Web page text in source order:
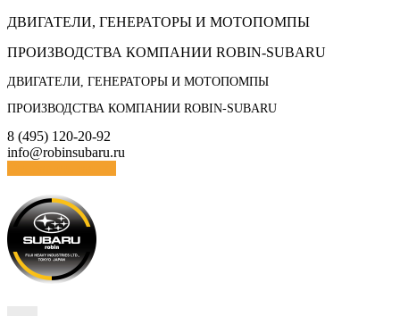
Skip
content
ДВИГАТЕЛИ, ГЕНЕРАТОРЫ И МОТОПОМПЫ
ПРОИЗВОДСТВА КОМПАНИИ ROBIN-SUBARU
ДВИГАТЕЛИ, ГЕНЕРАТОРЫ И МОТОПОМПЫ
ПРОИЗВОДСТВА КОМПАНИИ ROBIN-SUBARU
8 (495) 120-20-92
info@robinsubaru.ru